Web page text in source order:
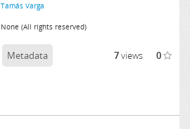
Tamás Varga
None (All rights reserved)
Metadata 7views 0